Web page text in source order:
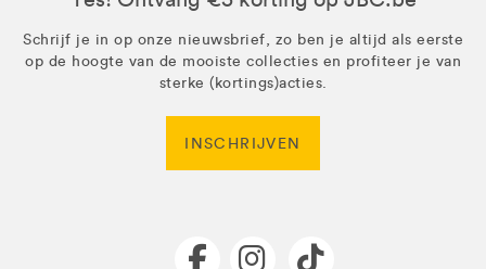
Schrijf je in op onze nieuwsbrief, zo ben je altijd als eerste
op de hoogte van de mooiste collecties en profiteer je van
sterke (kortings)acties.
INSCHRIJVEN